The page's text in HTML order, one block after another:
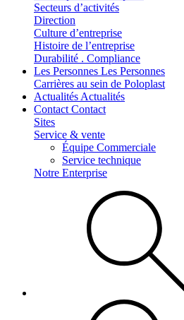
Secteurs d’activités
Direction
Culture d’entreprise
Histoire de l’entreprise
Durabilité . Compliance
Les Personnes Les Personnes
Carrières au sein de Poloplast
Actualités Actualités
Contact Contact
Sites
Service & vente
Équipe Commerciale
Service technique
Notre Enterprise